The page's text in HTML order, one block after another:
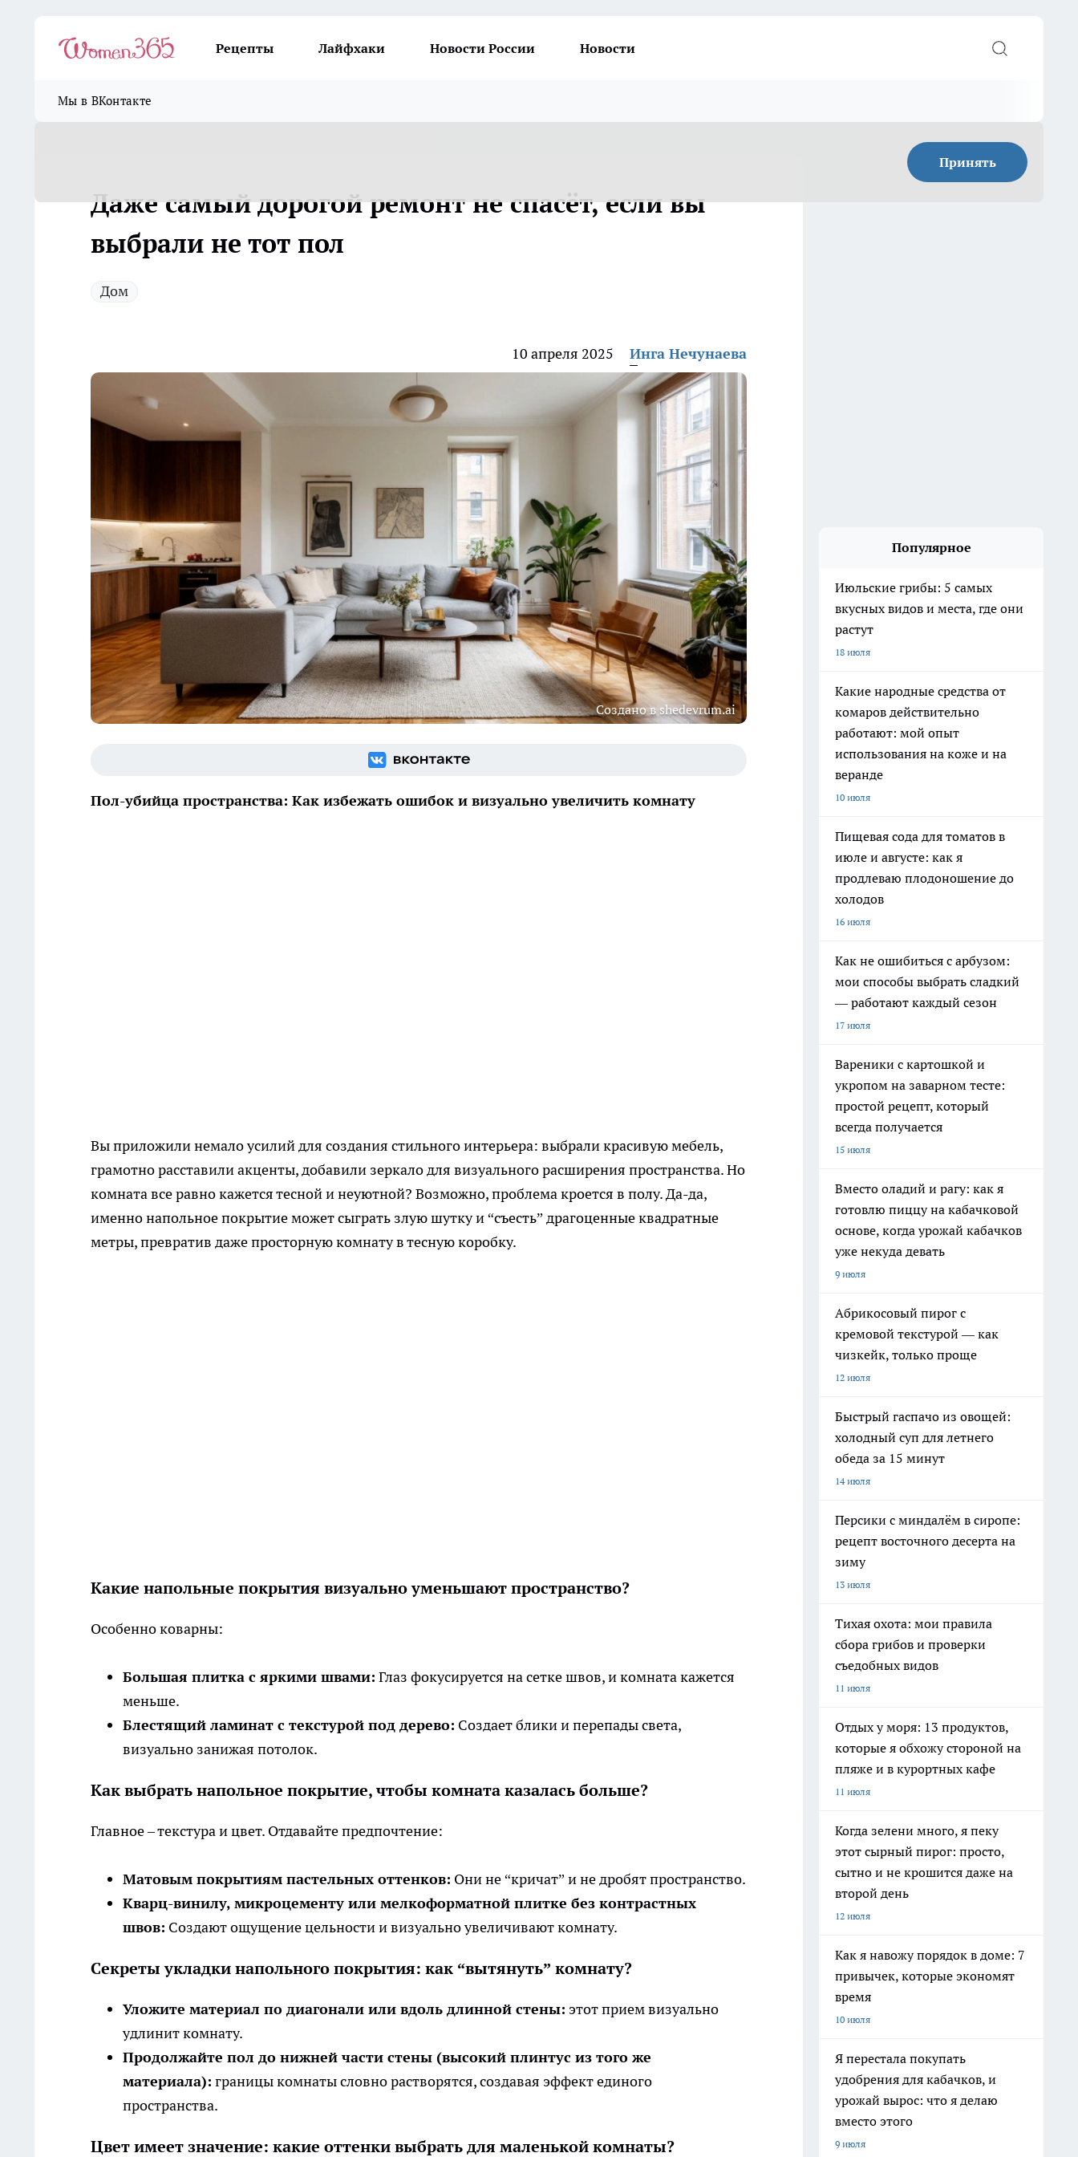
Рецепты Лайфхаки Новости России Новости
Мы в ВКонтакте
Принять
Даже самый дорогой ремонт не спасёт, если вы
выбрали не тот пол
Дом
10 апреля 2025 Инга Нечунаева
Создано в shedevrum.ai
Пол-убийца пространства: Как избежать ошибок и визуально увеличить комнату
Вы приложили немало усилий для создания стильного интерьера: выбрали красивую мебель,
грамотно расставили акценты, добавили зеркало для визуального расширения пространства. Но
комната все равно кажется тесной и неуютной? Возможно, проблема кроется в полу. Да-да,
именно напольное покрытие может сыграть злую шутку и “съесть” драгоценные квадратные
метры, превратив даже просторную комнату в тесную коробку.
Какие напольные покрытия визуально уменьшают пространство?
Особенно коварны:
Большая плитка с яркими швами: Глаз фокусируется на сетке швов, и комната кажется
меньше.
Блестящий ламинат с текстурой под дерево: Создает блики и перепады света,
визуально занижая потолок.
Как выбрать напольное покрытие, чтобы комната казалась больше?
Главное – текстура и цвет. Отдавайте предпочтение:
Матовым покрытиям пастельных оттенков: Они не “кричат” и не дробят пространство.
Кварц-винилу, микроцементу или мелкоформатной плитке без контрастных
швов: Создают ощущение цельности и визуально увеличивают комнату.
Секреты укладки напольного покрытия: как “вытянуть” комнату?
Уложите материал по диагонали или вдоль длинной стены: этот прием визуально
удлинит комнату.
Продолжайте пол до нижней части стены (высокий плинтус из того же
материала): границы комнаты словно растворятся, создавая эффект единого
пространства.
Цвет имеет значение: какие оттенки выбрать для маленькой комнаты?
Популярное
Июльские грибы: 5 самых
вкусных видов и места, где они
растут
18 июля
Какие народные средства от
комаров действительно
работают: мой опыт
использования на коже и на
веранде
10 июля
Пищевая сода для томатов в
июле и августе: как я
продлеваю плодоношение до
холодов
16 июля
Как не ошибиться с арбузом:
мои способы выбрать сладкий
— работают каждый сезон
17 июля
Вареники с картошкой и
укропом на заварном тесте:
простой рецепт, который
всегда получается
15 июля
Вместо оладий и рагу: как я
готовлю пиццу на кабачковой
основе, когда урожай кабачков
уже некуда девать
9 июля
Абрикосовый пирог с
кремовой текстурой — как
чизкейк, только проще
12 июля
Быстрый гаспачо из овощей:
холодный суп для летнего
обеда за 15 минут
14 июля
Персики с миндалём в сиропе:
рецепт восточного десерта на
зиму
13 июля
Тихая охота: мои правила
сбора грибов и проверки
съедобных видов
11 июля
Отдых у моря: 13 продуктов,
которые я обхожу стороной на
пляже и в курортных кафе
11 июля
Когда зелени много, я пеку
этот сырный пирог: просто,
сытно и не крошится даже на
второй день
12 июля
Как я навожу порядок в доме: 7
привычек, которые экономят
время
10 июля
Я перестала покупать
удобрения для кабачков, и
урожай вырос: что я делаю
вместо этого
9 июля